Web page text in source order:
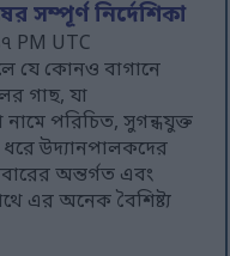
সম্পূর্ণ নির্দেশিকা
PM UTC
যে কোনও বাগানে
গাছ, যা
পরিচিত, সুগন্ধযুক্ত
উদ্যানপালকদের
অন্তর্গত এবং
এর অনেক বৈশিষ্ট্য